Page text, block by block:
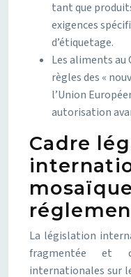
tant que
exigences
d’étiquetage.
Les aliments au
règles des «
l’Union
autorisation
Cadre
La législation
fragmentée et
internationales sur